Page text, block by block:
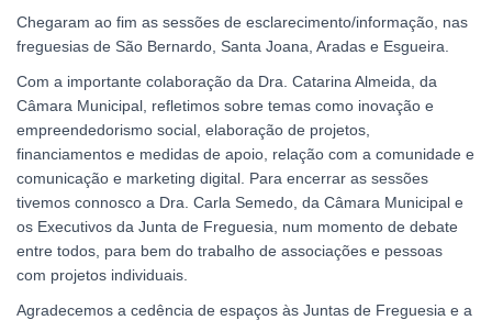
Chegaram ao fim as sessões de esclarecimento/informação, nas
freguesias de São Bernardo, Santa Joana, Aradas e Esgueira.
Com a importante colaboração da Dra. Catarina Almeida, da
Câmara Municipal, refletimos sobre temas como inovação e
empreendedorismo social, elaboração de projetos,
financiamentos e medidas de apoio, relação com a comunidade e
comunicação e marketing digital. Para encerrar as sessões
tivemos connosco a Dra. Carla Semedo, da Câmara Municipal e
os Executivos da Junta de Freguesia, num momento de debate
entre todos, para bem do trabalho de associações e pessoas
com projetos individuais.
Agradecemos a cedência de espaços às Juntas de Freguesia e a